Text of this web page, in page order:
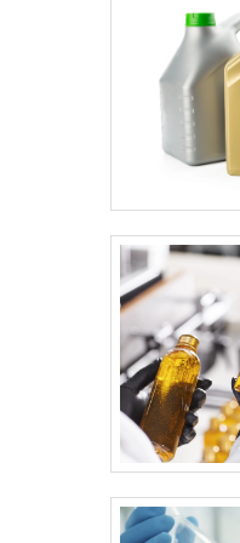
operação e
ORIENTAÇÃO
USO SEGURO
Comece reunindo
fabricante:
congelamento/
metais e
fluido específico,
para esclarecer
alternativas
compatibilidade,
falhas prematuras.
Na prática,
intervalos de
especificação OEM